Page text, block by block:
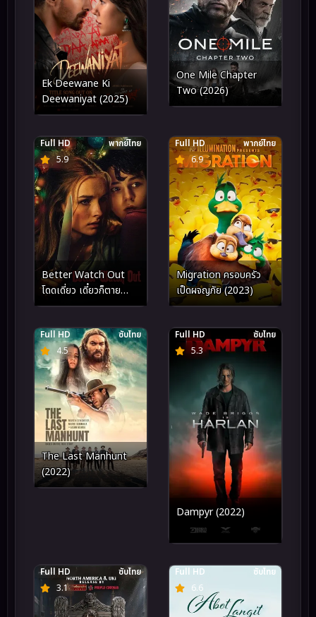
Ek Deewane Ki
Deewaniyat (2025)
One Mile Chapter
Two (2026)
5.9
Full HD พากย์ไทย
Better Watch Out
โดดเดี่ยว เดี๋ยวก็ตาย
(2016)
6.9
Full HD พากย์ไทย
Migration ครอบครัว
เป็ดผจญภัย (2023)
4.5
Full HD ซับไทย
The Last Manhunt
(2022)
5.3
Full HD ซับไทย
Dampyr (2022)
3.1
Full HD ซับไทย
6.6
Full HD ซับไทย